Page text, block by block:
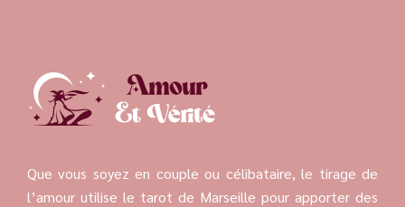
Que vous soyez en couple ou célibataire, le tirage de
l’amour utilise le tarot de Marseille pour apporter des